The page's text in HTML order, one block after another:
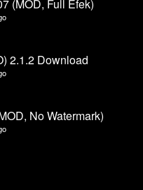
(MOD, Full Efek)
2.1.2 Download
No Watermark)